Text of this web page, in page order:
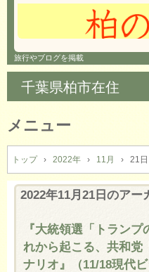
旅行やブログを掲載
千葉県柏市在住
メニュー
コ
ン
テ
ン
トップ › 2022年 › 11月 › 21日
2022年11月21日 のアー
『大統領選「トラン
れから起こる、共和党
ナリオ』（11/18現代